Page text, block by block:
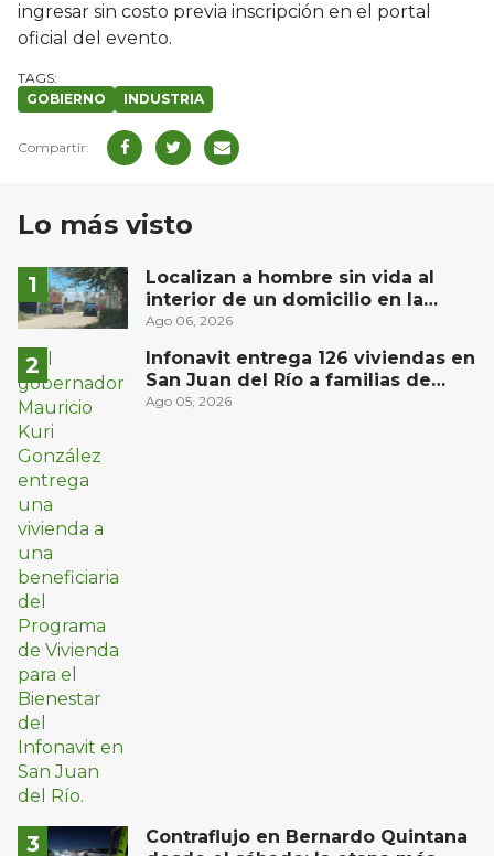
ingresar sin costo previa inscripción en el portal
oficial del evento.
GOBIERNO INDUSTRIA
Lo más visto
Localizan a hombre sin vida al
interior de un domicilio en la
comunidad El Rodeo, San Juan del
Ago 06, 2026
Infonavit entrega 126 viviendas en
San Juan del Río a familias de
bajos ingresos
Ago 05, 2026
Contraflujo en Bernardo Quintana